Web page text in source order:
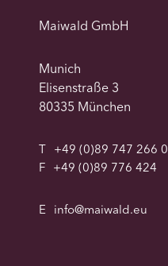
Maiwald GmbH
Munich
Elisenstraße 3
80335 München
T +49 (0)89 747 266 0
F +49 (0)89 776 424
E info@maiwald.eu